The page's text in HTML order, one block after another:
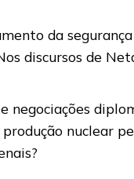
da
discursos de
negociações
nuclear